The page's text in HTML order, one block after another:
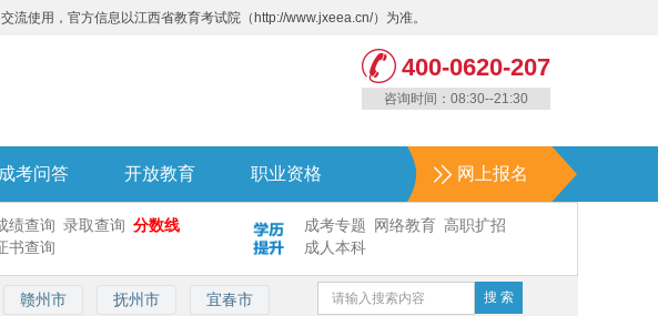
使用，官方信息以江西省教育考试院（http://www.jxeea.cn/）为准。
400-0620-207
咨询时间：08:30--21:30
成考问答 开放教育 职业资格 网上报名
绩查询 录取查询 分数线
书查询
成考专题 网络教育 高职扩招
成人本科
赣州市 抚州市 宜春市